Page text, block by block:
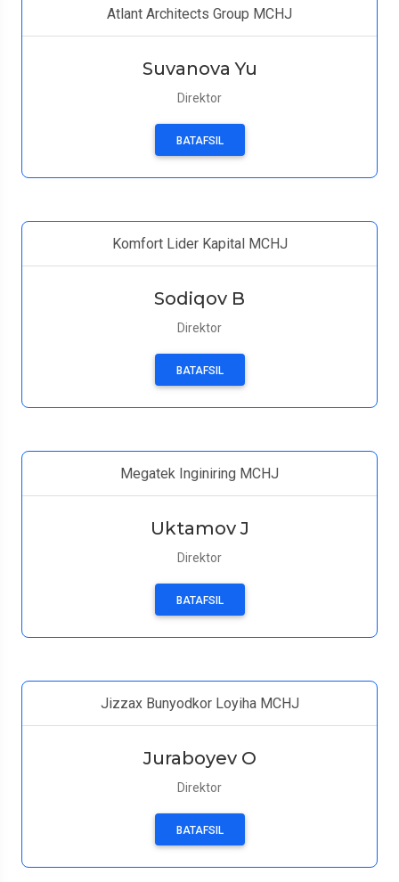
Atlant Architects Group MCHJ
Suvanova Yu
Direktor
BATAFSIL
Komfort Lider Kapital MCHJ
Sodiqov B
Direktor
BATAFSIL
Megatek Inginiring MCHJ
Uktamov J
Direktor
BATAFSIL
Jizzax Bunyodkor Loyiha MCHJ
Juraboyev O
Direktor
BATAFSIL